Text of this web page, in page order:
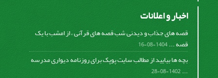
اخبار و اعلانات
قصه های جذاب و دیدنی شب قصه های قرآنی ، از امشب با یک
قصه ...1404-08-16
بچه ها بیایید از مطالب سایت پوپک برای روزنامه دیواری مدرسه
...
1402-08-28